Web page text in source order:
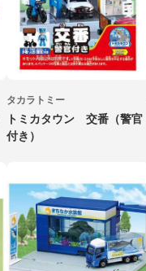
タカラトミー
トミカタウン 交番（警官
付き）